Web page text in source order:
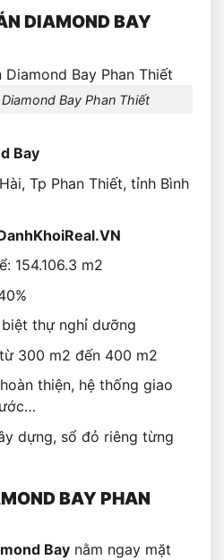
DIAMOND BAY
Bay Phan Thiết
Bay
Tp Phan Thiết, tỉnh Bình
154.106.3 m2
thự nghỉ dưỡng
300 m2 đến 400 m2
thiện, hệ thống giao
dựng, sổ đỏ riêng từng
BAY PHAN
Bay nằm ngay mặt